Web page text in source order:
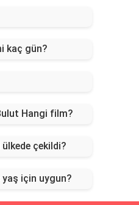
kaç gün?
Hangi film?
çekildi?
için uygun?